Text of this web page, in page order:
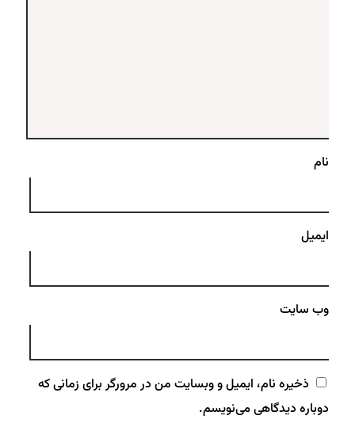
نام
ایمیل
وب‌ سایت
ذخیره نام، ایمیل و وبسایت من در مرورگر برای زمانی که
دوباره دیدگاهی می‌نویسم.